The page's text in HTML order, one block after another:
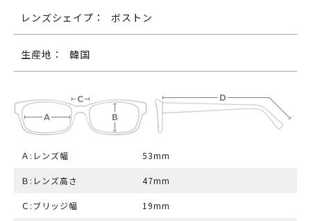
レンズシェイプ： ボストン
生産地： 韓国
Ａ:レンズ幅 53mm
Ｂ:レンズ高さ 47mm
Ｃ:ブリッジ幅 19mm